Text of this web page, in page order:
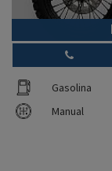
Gasolina
Manual